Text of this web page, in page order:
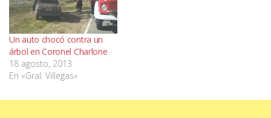
Un auto chocó contra un
árbol en Coronel Charlone
18 agosto, 2013
En «Gral. Villegas»